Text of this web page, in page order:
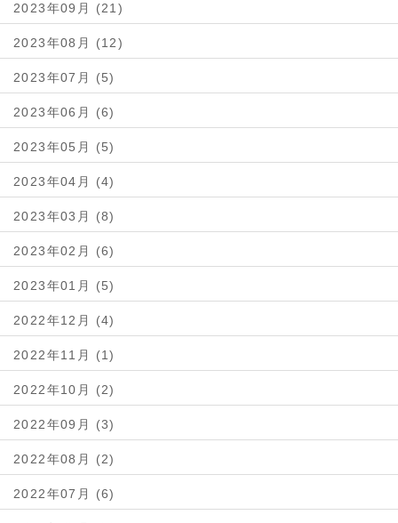
2023年09月 (21)
2023年08月 (12)
2023年07月 (5)
2023年06月 (6)
2023年05月 (5)
2023年04月 (4)
2023年03月 (8)
2023年02月 (6)
2023年01月 (5)
2022年12月 (4)
2022年11月 (1)
2022年10月 (2)
2022年09月 (3)
2022年08月 (2)
2022年07月 (6)